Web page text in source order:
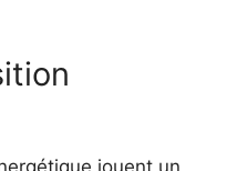
jouent un